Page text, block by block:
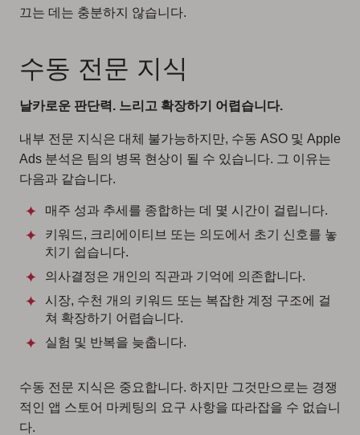
끄는 데는 충분하지 않습니다.
수동 전문 지식
날카로운 판단력. 느리고 확장하기 어렵습니다.
내부 전문 지식은 대체 불가능하지만, 수동 ASO 및 Apple
Ads 분석은 팀의 병목 현상이 될 수 있습니다. 그 이유는
다음과 같습니다.
매주 성과 추세를 종합하는 데 몇 시간이 걸립니다.
키워드, 크리에이티브 또는 의도에서 초기 신호를 놓
치기 쉽습니다.
의사결정은 개인의 직관과 기억에 의존합니다.
시장, 수천 개의 키워드 또는 복잡한 계정 구조에 걸
쳐 확장하기 어렵습니다.
실험 및 반복을 늦춥니다.
수동 전문 지식은 중요합니다. 하지만 그것만으로는 경쟁
적인 앱 스토어 마케팅의 요구 사항을 따라잡을 수 없습니
다.